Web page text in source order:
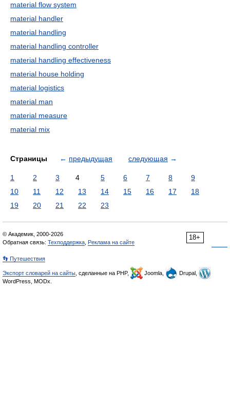
material flow system
material handler
material handling
material handling controller
material handling effectiveness
material house holding
material logistics
material man
material measure
material mix
Страницы ← предыдущая следующая →
1 2 3 4 5 6 7 8
9
10
11 12 13 14 15 16 17
18
19
20 21 22 23
18+
© Академик, 2000-2026
Обратная связь: Техподдержка Реклама на сайте
👣 Путешествия
Экспорт словарей на сайты , сделанные на PHP, Joomla,
Drupal,
WordPress, MODx.